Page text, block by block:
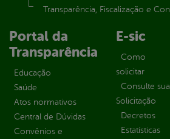
Transparência, Fiscalização e
Portal da
Transparência
Educação
Saúde
Atos normativos
Central de Dúvidas
Convênios e
E-sic
Como
solicitar
Consulte sua
Solicitação
Decretos
Estatísticas